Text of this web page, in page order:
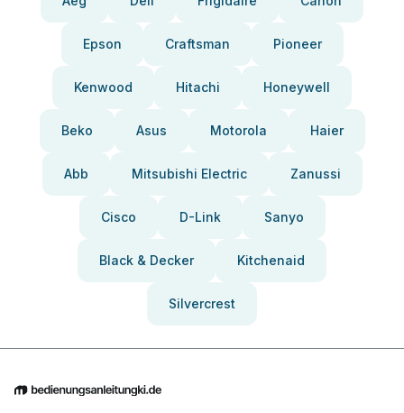
Epson Craftsman Pioneer
Kenwood Hitachi Honeywell
Beko Asus Motorola Haier
Abb Mitsubishi Electric Zanussi
Cisco D-Link Sanyo
Black & Decker Kitchenaid
Silvercrest